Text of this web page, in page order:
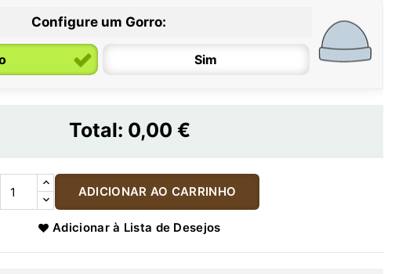
Configure um Gorro:
Sim
Total: 0,00 €
ADICIONAR AO CARRINHO
Adicionar à Lista de Desejos